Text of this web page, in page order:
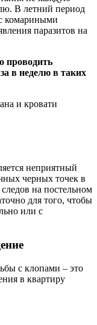
В летний период
комариными
паразитов на
проводить
в неделю в таких
и кровати
неприятный
черных точек в
на постельном
для того, чтобы
или с
с клопами – это
в квартиру